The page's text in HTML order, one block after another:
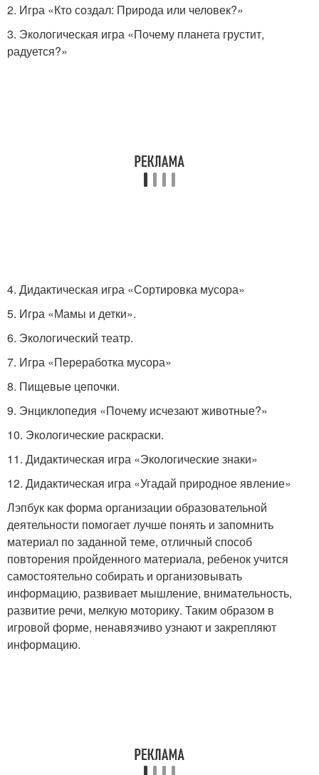
2. Игра «Кто создал: Природа или человек?»
3. Экологическая игра «Почему планета грустит,
радуется?»
4. Дидактическая игра «Сортировка мусора»
5. Игра «Мамы и детки».
6. Экологический театр.
7. Игра «Переработка мусора»
8. Пищевые цепочки.
9. Энциклопедия «Почему исчезают животные?»
10. Экологические раскраски.
11. Дидактическая игра «Экологические знаки»
12. Дидактическая игра «Угадай природное явление»
Лэпбук как форма организации образовательной
деятельности помогает лучше понять и запомнить
материал по заданной теме, отличный способ
повторения пройденного материала, ребенок учится
самостоятельно собирать и организовывать
информацию, развивает мышление, внимательность,
развитие речи, мелкую моторику. Таким образом в
игровой форме, ненавязчиво узнают и закрепляют
информацию.